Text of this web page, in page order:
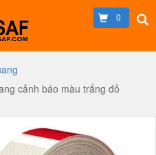
0
cảnh báo màu trắng đỏ